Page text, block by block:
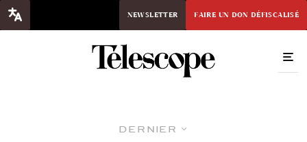
NEWSLETTER FAIRE UN DON DÉFISCALISÉ
Dernier